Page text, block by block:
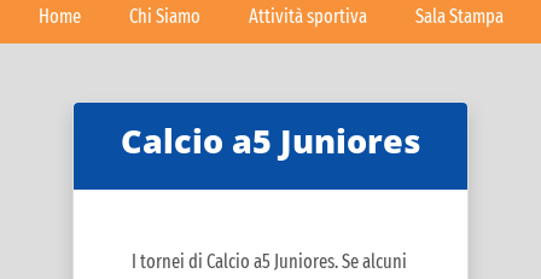
Home Chi Siamo Attività sportiva Sala Stampa
Calcio a5 Juniores
I tornei di Calcio a5 Juniores. Se alcuni